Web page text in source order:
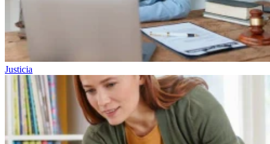
Justicia